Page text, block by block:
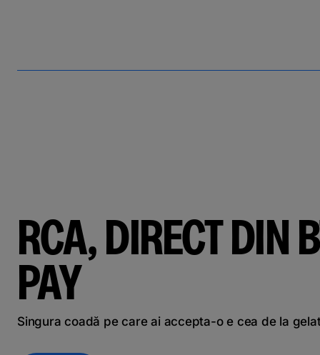
RCA, DIRECT DIN
PAY
Singura coadă pe care ai accepta-o e cea de la